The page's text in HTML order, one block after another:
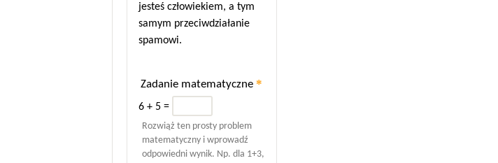
jesteś człowiekiem, a tym
samym przeciwdziałanie
spamowi.
Zadanie matematyczne *
6 + 5 =
Rozwiąż ten prosty problem
matematyczny i wprowadź
odpowiedni wynik. Np. dla 1+3,